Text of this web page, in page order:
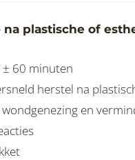
na plastische of
± 60 minuten
herstel na
en